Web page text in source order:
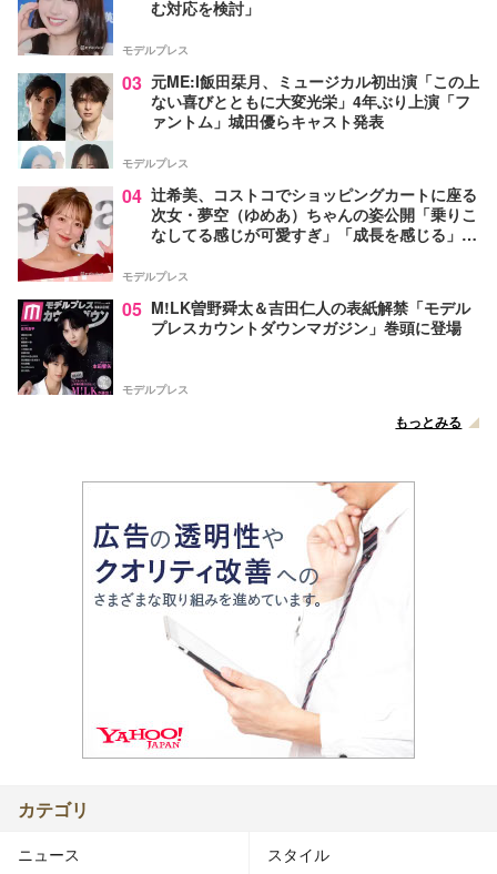
む対応を検討」
モデルプレス
03 元ME:I飯田栞月、ミュージカル初出演「この上
ない喜びとともに大変光栄」4年ぶり上演「フ
ァントム」城田優らキャスト発表
モデルプレス
04 辻希美、コストコでショッピングカートに座る
次女・夢空（ゆめあ）ちゃんの姿公開「乗りこ
なしてる感じが可愛すぎ」「成長を感じる」の
モデルプレス
05 M!LK曽野舜太＆吉田仁人の表紙解禁「モデル
プレスカウントダウンマガジン」巻頭に登場
モデルプレス
もっとみる
カテゴリ
ニュース スタイル